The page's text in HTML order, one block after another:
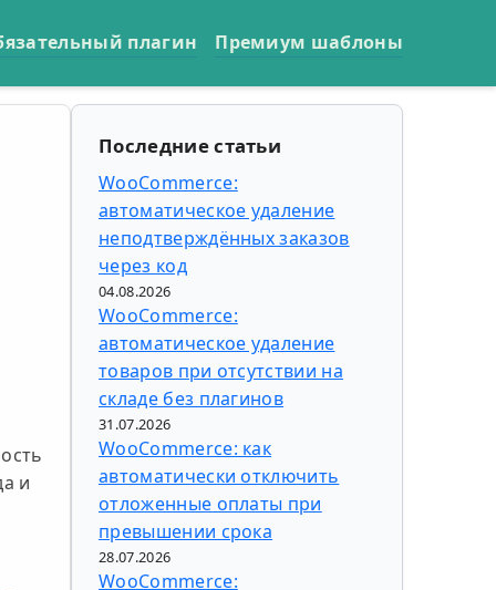
плагин Премиум шаблоны
и
Последние статьи
WooCommerce:
автоматическое удаление
неподтверждённых заказов
через код
04.08.2026
WooCommerce:
автоматическое удаление
товаров при отсутствии на
складе без плагинов
31.07.2026
WooCommerce: как
автоматически отключить
отложенные оплаты при
превышении срока
28.07.2026
WooCommerce: